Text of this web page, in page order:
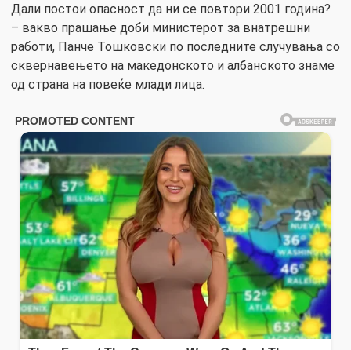
Дали постои опасност да ни се повтори 2001 година?
– вакво прашање доби министерот за внатрешни
работи, Панче Тошковски по последните случувања со
сквернавењето на македонското и албанското знаме
од страна на повеќе млади лица.